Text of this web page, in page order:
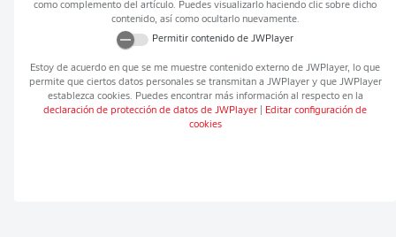
como complemento del artículo. Puedes visualizarlo haciendo clic sobre dicho
contenido, así como ocultarlo nuevamente.
Permitir contenido de JWPlayer
Estoy de acuerdo en que se me muestre contenido externo de JWPlayer, lo que
permite que ciertos datos personales se transmitan a JWPlayery que JWPlayer
establezca cookies. Puedes encontrar más información al respecto en la
declaración de protección de datos de JWPlayer
Editar configuración de
cookies